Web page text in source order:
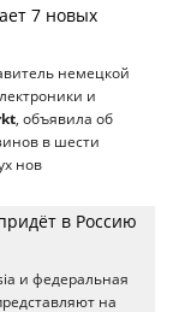
7 новых
немецкой
и
, объявила об
в шести
нов
в Россию
и федеральная
на